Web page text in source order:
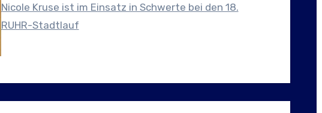
Nicole Kruse ist im Einsatz in Schwerte bei den 18.
RUHR-Stadtlauf